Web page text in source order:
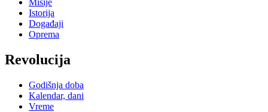
Misije
Istorija
Događaji
Oprema
Revolucija
Godišnja doba
Kalendar, dani
Vreme